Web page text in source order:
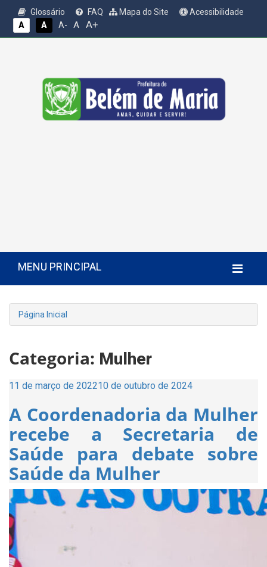
Glossário FAQ Mapa do Site
Acessibilidade
A
A A- A A+
MENU PRINCIPAL
Página Inicial
Categoria: Mulher
Publicado
11 de março de 202210 de outubro de 2024
A Coordenadoria da Mulher
recebe a Secretaria de
Saúde para debate sobre
Saúde da Mulher